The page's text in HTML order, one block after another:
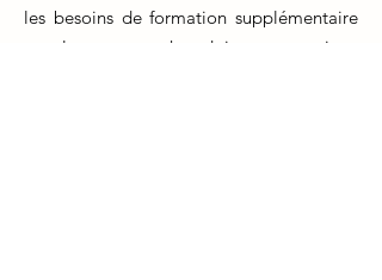
les besoins de formation supplémentaire
que les naturopathes doivent poursuivre.